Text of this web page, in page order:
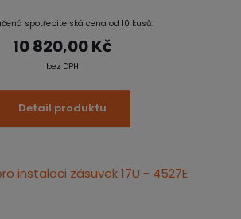
spotřebitelská cena od 10 kusů:
10 820,00 Kč
bez DPH
Detail produktu